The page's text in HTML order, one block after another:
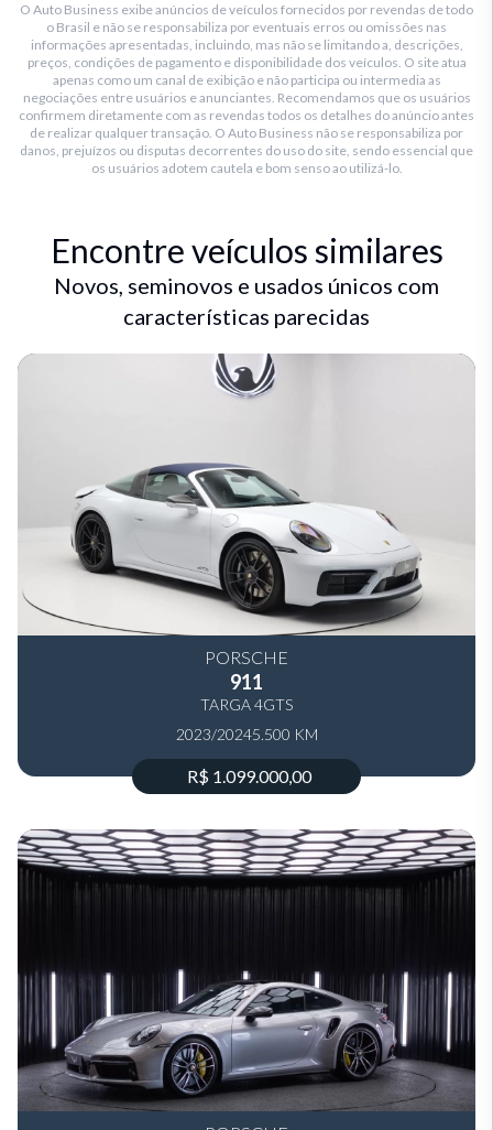
O Auto Business exibe anúncios de veículos fornecidos por revendas de todo
o Brasil e não se responsabiliza por eventuais erros ou omissões nas
informações apresentadas, incluindo, mas não se limitando a, descrições,
preços, condições de pagamento e disponibilidade dos veículos. O site atua
apenas como um canal de exibição e não participa ou intermedia as
negociações entre usuários e anunciantes. Recomendamos que os usuários
confirmem diretamente com as revendas todos os detalhes do anúncio antes
de realizar qualquer transação. O Auto Business não se responsabiliza por
danos, prejuízos ou disputas decorrentes do uso do site, sendo essencial que
os usuários adotem cautela e bom senso ao utilizá-lo.
Encontre veículos similares
Novos, seminovos e usados únicos com
características parecidas
PORSCHE
911
TARGA 4GTS
2023/20245.500 KM
R$ 1.099.000,00